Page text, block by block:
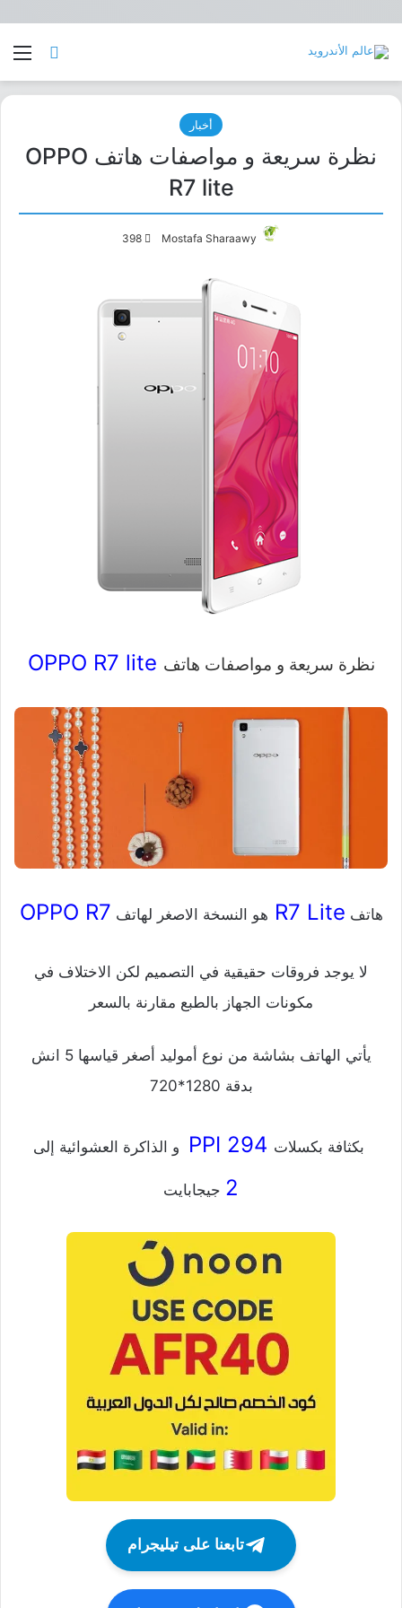
بحث
أخبار
نظرة سريعة و مواصفات هاتف OPPO
R7 lite
Mostafa Sharaawy
398
نظرة سريعة و مواصفات هاتف
هاتف R7 Lite هو النسخة الاصغر لهاتف OPPO R7
لا يوجد فروقات حقيقية في التصميم لكن الاختلاف في
مكونات الجهاز بالطبع مقارنة بالسعر
يأتي الهاتف بشاشة من نوع أموليد أصغر قياسها 5 انش
بدقة 1280*720
بكثافة بكسلات و الذاكرة العشوائية إلى
2 جيجابايت
تابعنا على تيليجرام